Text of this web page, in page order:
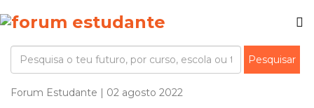
Forum Estudante | 02 agosto 2022